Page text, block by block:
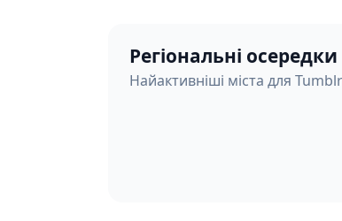
Регіональні осередки
Найактивніші міста для